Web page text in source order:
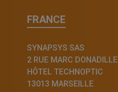
FRANCE
SYNAPSYS SAS
2 RUE MARC DONADILLE
HÔTEL TECHNOPTIC
13013 MARSEILLE